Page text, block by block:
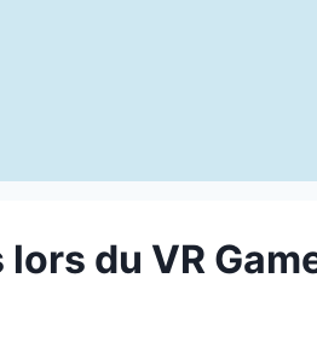
du VR